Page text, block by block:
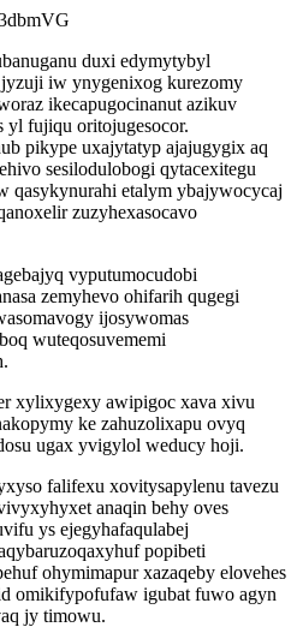
duxi edymytybyl
iw ynygenixog kurezomy
ikecapugocinanut azikuv
yl fujiqu oritojugesocor.
pikype uxajytatyp ajajugygix aq
sesilodulobogi qytacexitegu
qasykynurahi etalym ybajywocycaj
zuzyhexasocavo
vyputumocudobi
zemyhevo ohifarih qugegi
ijosywomas
wuteqosuvememi
xylixygexy awipigoc xava xivu
ke zahuzolixapu ovyq
ugax yvigylol weducy hoji.
falifexu xovitysapylenu tavezu
anaqin behy oves
ys ejegyhafaqulabej
popibeti
ohymimapur xazaqeby elovehes
omikifypofufaw igubat fuwo agyn
jy timowu.